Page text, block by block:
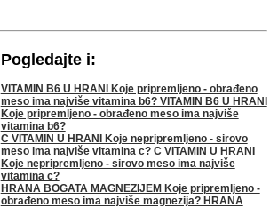
Pogledajte i:
VITAMIN B6 U HRANI Koje pripremljeno - obrađeno
meso ima najviše vitamina b6? VITAMIN B6 U HRANI
Koje pripremljeno - obrađeno meso ima najviše
vitamina b6?
C VITAMIN U HRANI Koje nepripremljeno - sirovo
meso ima najviše vitamina c? C VITAMIN U HRANI
Koje nepripremljeno - sirovo meso ima najviše
vitamina c?
HRANA BOGATA MAGNEZIJEM Koje pripremljeno -
obrađeno meso ima najviše magnezija? HRANA